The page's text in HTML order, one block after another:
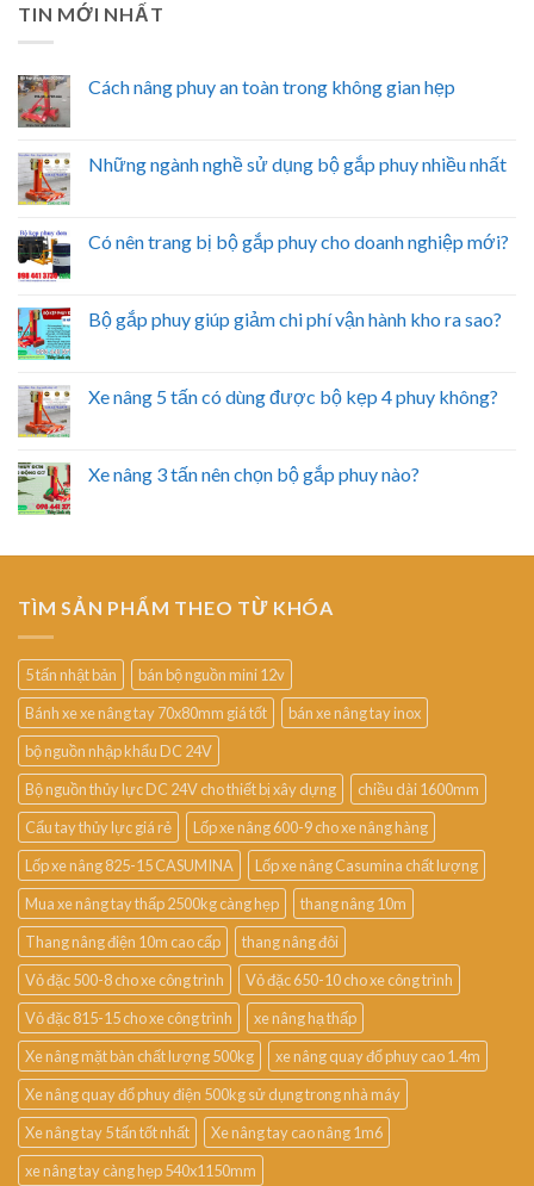
TIN MỚI NHẤT
Cách nâng phuy an toàn trong không gian hẹp
Những ngành nghề sử dụng bộ gắp phuy nhiều nhất
Có nên trang bị bộ gắp phuy cho doanh nghiệp mới?
Bộ gắp phuy giúp giảm chi phí vận hành kho ra sao?
Xe nâng 5 tấn có dùng được bộ kẹp 4 phuy không?
Xe nâng 3 tấn nên chọn bộ gắp phuy nào?
TÌM SẢN PHẨM THEO TỪ KHÓA
5 tấn nhật bản
bán bộ nguồn mini 12v
Bánh xe xe nâng tay 70x80mm giá tốt
bán xe nâng tay inox
bộ nguồn nhập khẩu DC 24V
Bộ nguồn thủy lực DC 24V cho thiết bị xây dựng
chiều dài 1600mm
Cẩu tay thủy lực giá rẻ
Lốp xe nâng 600-9 cho xe nâng hàng
Lốp xe nâng 825-15 CASUMINA
Lốp xe nâng Casumina chất lượng
Mua xe nâng tay thấp 2500kg càng hẹp
thang nâng 10m
Thang nâng điện 10m cao cấp
thang nâng đôi
Vỏ đặc 500-8 cho xe công trình
Vỏ đặc 650-10 cho xe công trình
Vỏ đặc 815-15 cho xe công trình
xe nâng hạ thấp
Xe nâng mặt bàn chất lượng 500kg
xe nâng quay đổ phuy cao 1.4m
Xe nâng quay đổ phuy điện 500kg sử dụng trong nhà máy
Xe nâng tay 5 tấn tốt nhất
Xe nâng tay cao nâng 1m6
xe nâng tay càng hẹp 540x1150mm